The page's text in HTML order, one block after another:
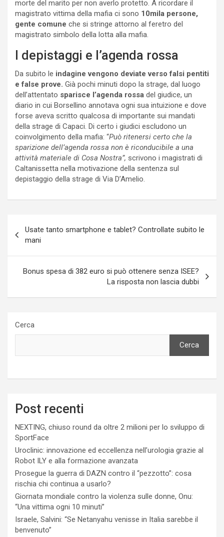
morte del marito per non averlo protetto. A ricordare il
magistrato vittima della mafia ci sono 10mila persone,
gente comune che si stringe attorno al feretro del
magistrato simbolo della lotta alla mafia.
I depistaggi e l’agenda rossa
Da subito le indagine vengono deviate verso falsi pentiti
e false prove. Già pochi minuti dopo la strage, dal luogo
dell’attentato sparisce l’agenda rossa del giudice, un
diario in cui Borsellino annotava ogni sua intuizione e dove
forse aveva scritto qualcosa di importante sui mandati
della strage di Capaci. Di certo i giudici escludono un
coinvolgimento della mafia: “Può ritenersi certo che la
sparizione dell’agenda rossa non è riconducibile a una
attività materiale di Cosa Nostra”, scrivono i magistrati di
Caltanissetta nella motivazione della sentenza sul
depistaggio della strage di Via D’Amelio.
articoli
Usate tanto smartphone e tablet? Controllate subito le
mani
Bonus spesa di 382 euro si può ottenere senza ISEE?
La risposta non lascia dubbi
Cerca
Cerca
Post recenti
NEXTING, chiuso round da oltre 2 milioni per lo sviluppo di
SportFace
Uroclinic: innovazione ed eccellenza nell’urologia grazie al
Robot ILY e alla formazione avanzata
Prosegue la guerra di DAZN contro il “pezzotto”: cosa
rischia chi continua a usarlo?
Giornata mondiale contro la violenza sulle donne, Onu:
“Una vittima ogni 10 minuti”
Israele, Salvini: “Se Netanyahu venisse in Italia sarebbe il
benvenuto”